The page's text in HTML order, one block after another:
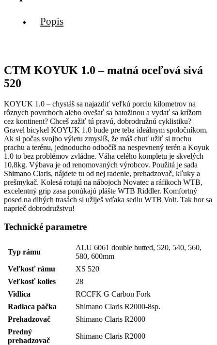
Popis
CTM KOYUK 1.0 – matná oceľová sivá
520
KOYUK 1.0 – chystáš sa najazdiť veľkú porciu kilometrov na
rôznych povrchoch alebo ovešať sa batožinou a vydať sa krížom
cez kontinent? Chceš zažiť tú pravú, dobrodružnú cyklistiku?
Gravel bicykel KOYUK 1.0 bude pre teba ideálnym spoločníkom.
Ak si počas svojho výletu zmyslíš, že máš chuť užiť si trochu
prachu a terénu, jednoducho odbočíš na nespevnený terén a Koyuk
1.0 to bez problémov zvládne. Váha celého kompletu je skvelých
10,8kg. Výbava je od renomovaných výrobcov. Použitá je sada
Shimano Claris, nájdete tu od nej radenie, prehadzovač, kľuky a
prešmykač. Kolesá rotujú na nábojoch Novatec a ráfikoch WTB,
excelentný grip zasa ponúkajú plášte WTB Riddler. Komfortný
posed na dlhých trasách si užiješ vďaka sedlu WTB Volt. Tak hor sa
naprieč dobrodružstvu!
Technické parametre
Typ rámu
ALU 6061 double butted, 520, 540, 560,
580, 600mm
Veľkosť rámu
XS 520
Veľkosť kolies
28
Vidlica
RCCFK G Carbon Fork
Radiaca páčka
Shimano Claris R2000-8sp.
Prehadzovač
Shimano Claris R2000
Predný
prehadzovač
Shimano Claris R2000